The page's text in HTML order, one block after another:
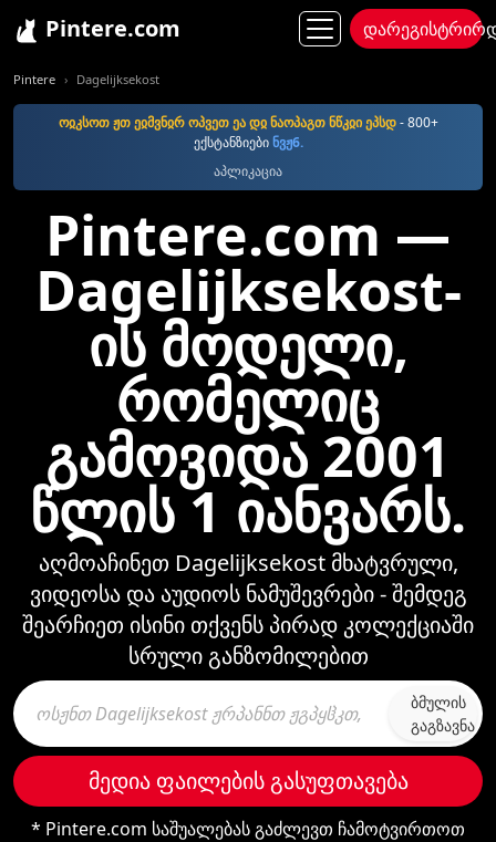
Pintere.com
Pintere Dagelijksekost
ოჲკსოთ ჟთ ეჲმვნჲრ ოპვეთ ეა დჲ ნაოპაგთ ნწკჲი ეპსდ- 800+
ექსტანზიებინვჟ6.
აპლიკაცია
Pintere.com —
Dagelijksekost-
ის მოდელი,
რომელიც
გამოვიდა 2001
წლის 1 იანვარს.
აღმოაჩინეთ Dagelijksekost მხატვრული,
ვიდეოსა და აუდიოს ნამუშევრები - შემდეგ
შეარჩიეთ ისინი თქვენს პირად კოლექციაში
სრული განზომილებით
ბმულის
გაგზავნა
მედია ფაილების გასუფთავება
* Pintere.com საშუალებას გაძლევთ ჩამოტვირთოთ